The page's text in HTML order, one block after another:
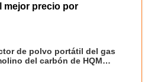
mejor precio por
de polvo portátil del gas
del carbón de HQMM